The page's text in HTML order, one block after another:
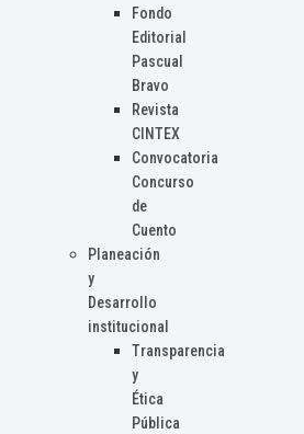
Fondo
Editorial
Pascual
Bravo
Revista
CINTEX
Convocatoria
Concurso
de
Cuento
Planeación
y
Desarrollo
institucional
Transparencia
y
Ética
Pública